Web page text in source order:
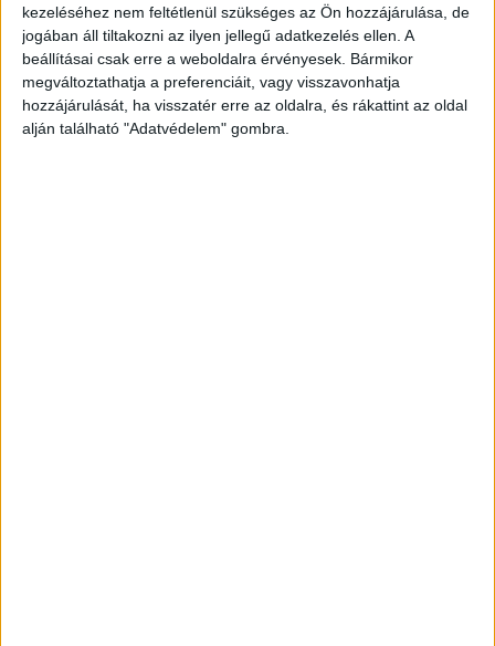
kezeléséhez nem feltétlenül szükséges az Ön hozzájárulása, de
jogában áll tiltakozni az ilyen jellegű adatkezelés ellen. A
beállításai csak erre a weboldalra érvényesek. Bármikor
megváltoztathatja a preferenciáit, vagy visszavonhatja
hozzájárulását, ha visszatér erre az oldalra, és rákattint az oldal
alján található "Adatvédelem" gombra.